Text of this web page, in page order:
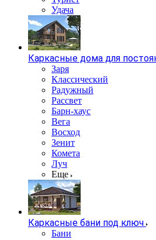
Удача
Каркасные дома для
Заря
Классический
Радужный
Рассвет
Барн-хаус
Вега
Восход
Зенит
Комета
Луч
Еще
Каркасные бани под ключ
Бани